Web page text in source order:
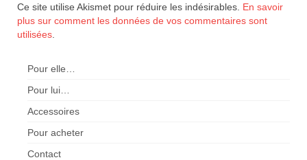
Ce site utilise Akismet pour réduire les indésirables. En savoir
plus sur comment les données de vos commentaires sont
utilisées
Pour elle…
Pour lui…
Accessoires
Pour acheter
Contact